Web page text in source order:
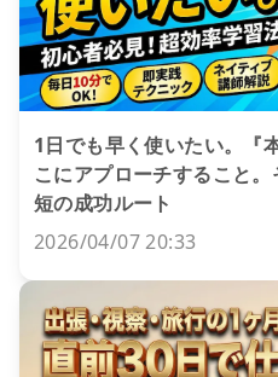
1日でも早く使いたい。『
こにアプローチすること
短の成功ルート
2026/04/07 20:33